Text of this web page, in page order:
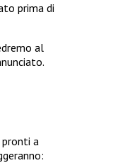
prima di
al
pronti a